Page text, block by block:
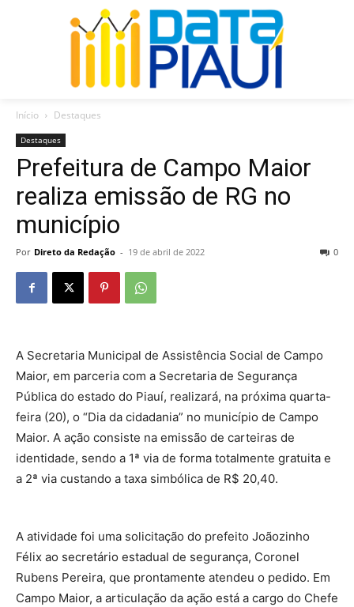
Início Destaques
Destaques
Prefeitura de Campo Maior
realiza emissão de RG no
município
Por Direto da Redação - 19 de abril de 2022 0
A Secretaria Municipal de Assistência Social de Campo
Maior, em parceria com a Secretaria de Segurança
Pública do estado do Piauí, realizará, na próxima quarta-
feira (20), o “Dia da cidadania” no município de Campo
Maior. A ação consiste na emissão de carteiras de
identidade, sendo a 1ª via de forma totalmente gratuita e
a 2ª via custando a taxa simbólica de R$ 20,40.
A atividade foi uma solicitação do prefeito Joãozinho
Félix ao secretário estadual de segurança, Coronel
Rubens Pereira, que prontamente atendeu o pedido. Em
Campo Maior, a articulação da ação está a cargo do Chefe